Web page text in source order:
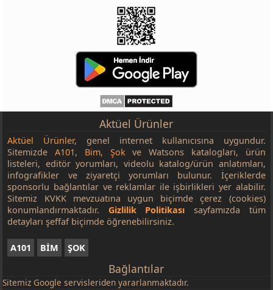
Aktüel Ürünler
Aktüel Ürünler, genel internet kullanıcısına uygundur.
SitemizdeA101, Bim, Şokve Watsons katalogları, ürün
listeleri, editör yorumları, videolu katalog/ürün anlatımları,
infografikler ve ziyaretçi yorumları bulunur. İçeriklerde
sponsorlu bağlantılar ve reklamlar ile işbirlikleri yer alabilir.
Sitemiz KVKK mevzuatına uygun biçimde çerez (cookies)
konumlandırmaktadır. Gizlilik Politikası sayfamızda tüm
detayları şeffaf biçimde öğrenebilirsiniz.
A101 BİM ŞOK
Bağlantılar
Sitemiz Google servisleriden yararlanmaktadır.